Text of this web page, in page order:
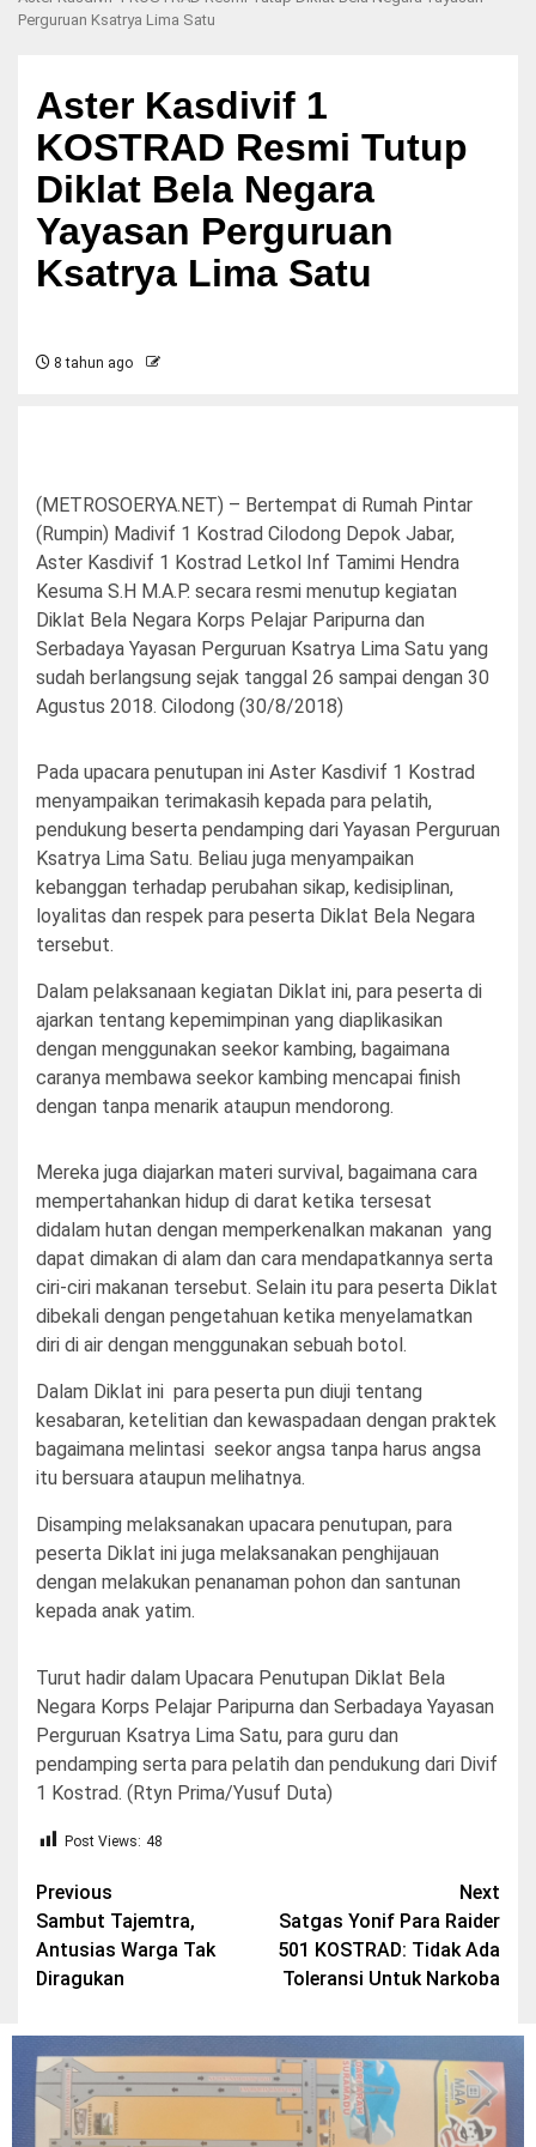
Perguruan Ksatrya Lima Satu
Aster Kasdivif 1
KOSTRAD Resmi Tutup
Diklat Bela Negara
Yayasan Perguruan
Ksatrya Lima Satu
8 tahun ago
(METROSOERYA.NET) – Bertempat di Rumah Pintar
(Rumpin) Madivif 1 Kostrad Cilodong Depok Jabar,
Aster Kasdivif 1 Kostrad Letkol Inf Tamimi Hendra
Kesuma S.H M.A.P. secara resmi menutup kegiatan
Diklat Bela Negara Korps Pelajar Paripurna dan
Serbadaya Yayasan Perguruan Ksatrya Lima Satu yang
sudah berlangsung sejak tanggal 26 sampai dengan 30
Agustus 2018. Cilodong (30/8/2018)
Pada upacara penutupan ini Aster Kasdivif 1 Kostrad
menyampaikan terimakasih kepada para pelatih,
pendukung beserta pendamping dari Yayasan Perguruan
Ksatrya Lima Satu. Beliau juga menyampaikan
kebanggan terhadap perubahan sikap, kedisiplinan,
loyalitas dan respek para peserta Diklat Bela Negara
tersebut.
Dalam pelaksanaan kegiatan Diklat ini, para peserta di
ajarkan tentang kepemimpinan yang diaplikasikan
dengan menggunakan seekor kambing, bagaimana
caranya membawa seekor kambing mencapai finish
dengan tanpa menarik ataupun mendorong.
Mereka juga diajarkan materi survival, bagaimana cara
mempertahankan hidup di darat ketika tersesat
didalam hutan dengan memperkenalkan makanan yang
dapat dimakan di alam dan cara mendapatkannya serta
ciri-ciri makanan tersebut. Selain itu para peserta Diklat
dibekali dengan pengetahuan ketika menyelamatkan
diri di air dengan menggunakan sebuah botol.
Dalam Diklat ini para peserta pun diuji tentang
kesabaran, ketelitian dan kewaspadaan dengan praktek
bagaimana melintasi seekor angsa tanpa harus angsa
itu bersuara ataupun melihatnya.
Disamping melaksanakan upacara penutupan, para
peserta Diklat ini juga melaksanakan penghijauan
dengan melakukan penanaman pohon dan santunan
kepada anak yatim.
Turut hadir dalam Upacara Penutupan Diklat Bela
Negara Korps Pelajar Paripurna dan Serbadaya Yayasan
Perguruan Ksatrya Lima Satu, para guru dan
pendamping serta para pelatih dan pendukung dari Divif
1 Kostrad. (Rtyn Prima/Yusuf Duta)
Post Views: 48
Post
navigation
Previous
Sambut Tajemtra,
Antusias Warga Tak
Diragukan
Next
Satgas Yonif Para Raider
501 KOSTRAD: Tidak Ada
Toleransi Untuk Narkoba